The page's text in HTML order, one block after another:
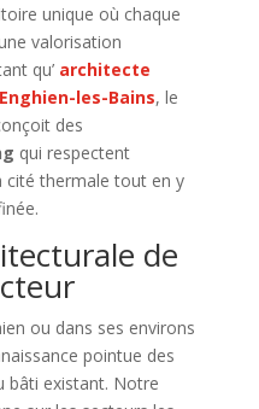
unique où chaque
valorisation
qu’ architecte
les-Bains, le
des
qui respectent
cité thermale tout en y
de
ou dans ses environs
pointue des
bâti existant. Notre